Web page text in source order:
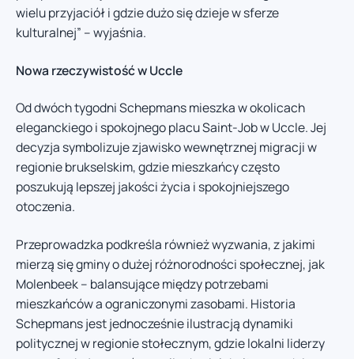
wielu przyjaciół i gdzie dużo się dzieje w sferze
kulturalnej” – wyjaśnia.
Nowa rzeczywistość w Uccle
Od dwóch tygodni Schepmans mieszka w okolicach
eleganckiego i spokojnego placu Saint-Job w Uccle. Jej
decyzja symbolizuje zjawisko wewnętrznej migracji w
regionie brukselskim, gdzie mieszkańcy często
poszukują lepszej jakości życia i spokojniejszego
otoczenia.
Przeprowadzka podkreśla również wyzwania, z jakimi
mierzą się gminy o dużej różnorodności społecznej, jak
Molenbeek – balansujące między potrzebami
mieszkańców a ograniczonymi zasobami. Historia
Schepmans jest jednocześnie ilustracją dynamiki
politycznej w regionie stołecznym, gdzie lokalni liderzy